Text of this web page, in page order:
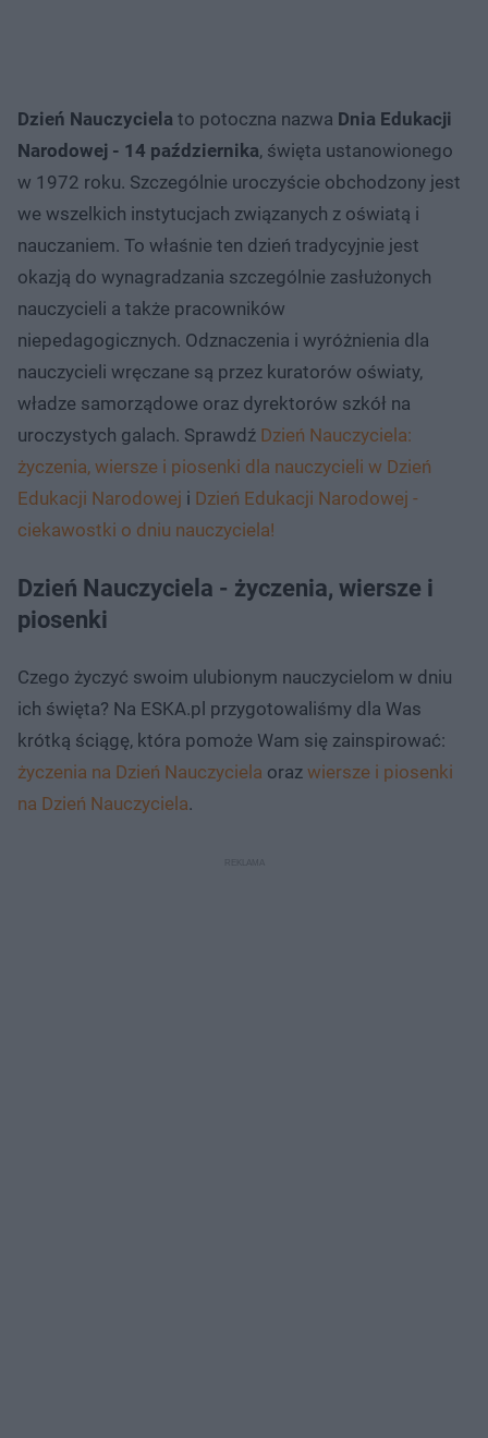
Dzień Nauczyciela to potoczna nazwa Dnia Edukacji
Narodowej - 14 października, święta ustanowionego
w 1972 roku. Szczególnie uroczyście obchodzony jest
we wszelkich instytucjach związanych z oświatą i
nauczaniem. To właśnie ten dzień tradycyjnie jest
okazją do wynagradzania szczególnie zasłużonych
nauczycieli a także pracowników
niepedagogicznych. Odznaczenia i wyróżnienia dla
nauczycieli wręczane są przez kuratorów oświaty,
władze samorządowe oraz dyrektorów szkół na
uroczystych galach. Sprawdź Dzień Nauczyciela:
życzenia, wiersze i piosenki dla nauczycieli w Dzień
Edukacji Narodowej i Dzień Edukacji Narodowej -
ciekawostki o dniu nauczyciela!
Dzień Nauczyciela - życzenia, wiersze i
piosenki
Czego życzyć swoim ulubionym nauczycielom w dniu
ich święta? Na ESKA.pl przygotowaliśmy dla Was
krótką ściągę, która pomoże Wam się zainspirować:
życzenia na Dzień Nauczyciela oraz wiersze i piosenki
na Dzień Nauczyciela.